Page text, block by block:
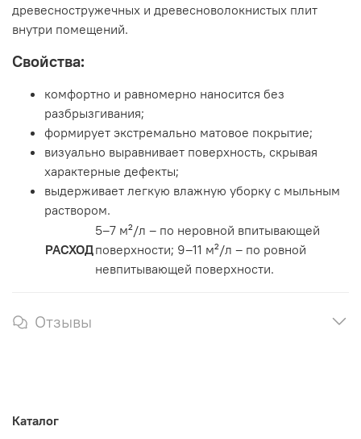
древесностружечных и древесноволокнистых плит
внутри помещений.
Свойства:
комфортно и равномерно наносится без
разбрызгивания;
формирует экстремально матовое покрытие;
визуально выравнивает поверхность, скрывая
характерные дефекты;
выдерживает легкую влажную уборку с мыльным
раствором.
РАСХОД
5–7 м²/л – по неровной впитывающей
поверхности; 9–11 м²/л – по ровной
невпитывающей поверхности.
Отзывы
Каталог